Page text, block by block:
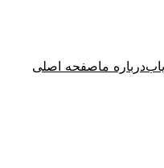
درباره ماصفحه اصلی